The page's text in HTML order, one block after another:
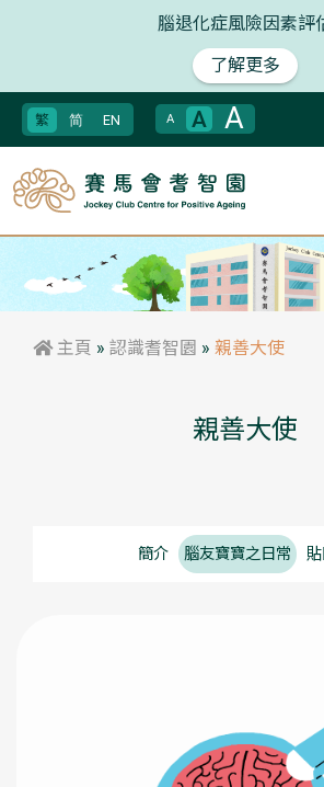
腦退化症風險因素評
了解更多
繁 简 EN A A A
主頁 » 認識耆智園 » 親善大使
親善大使
簡介 腦友寶寶之日常